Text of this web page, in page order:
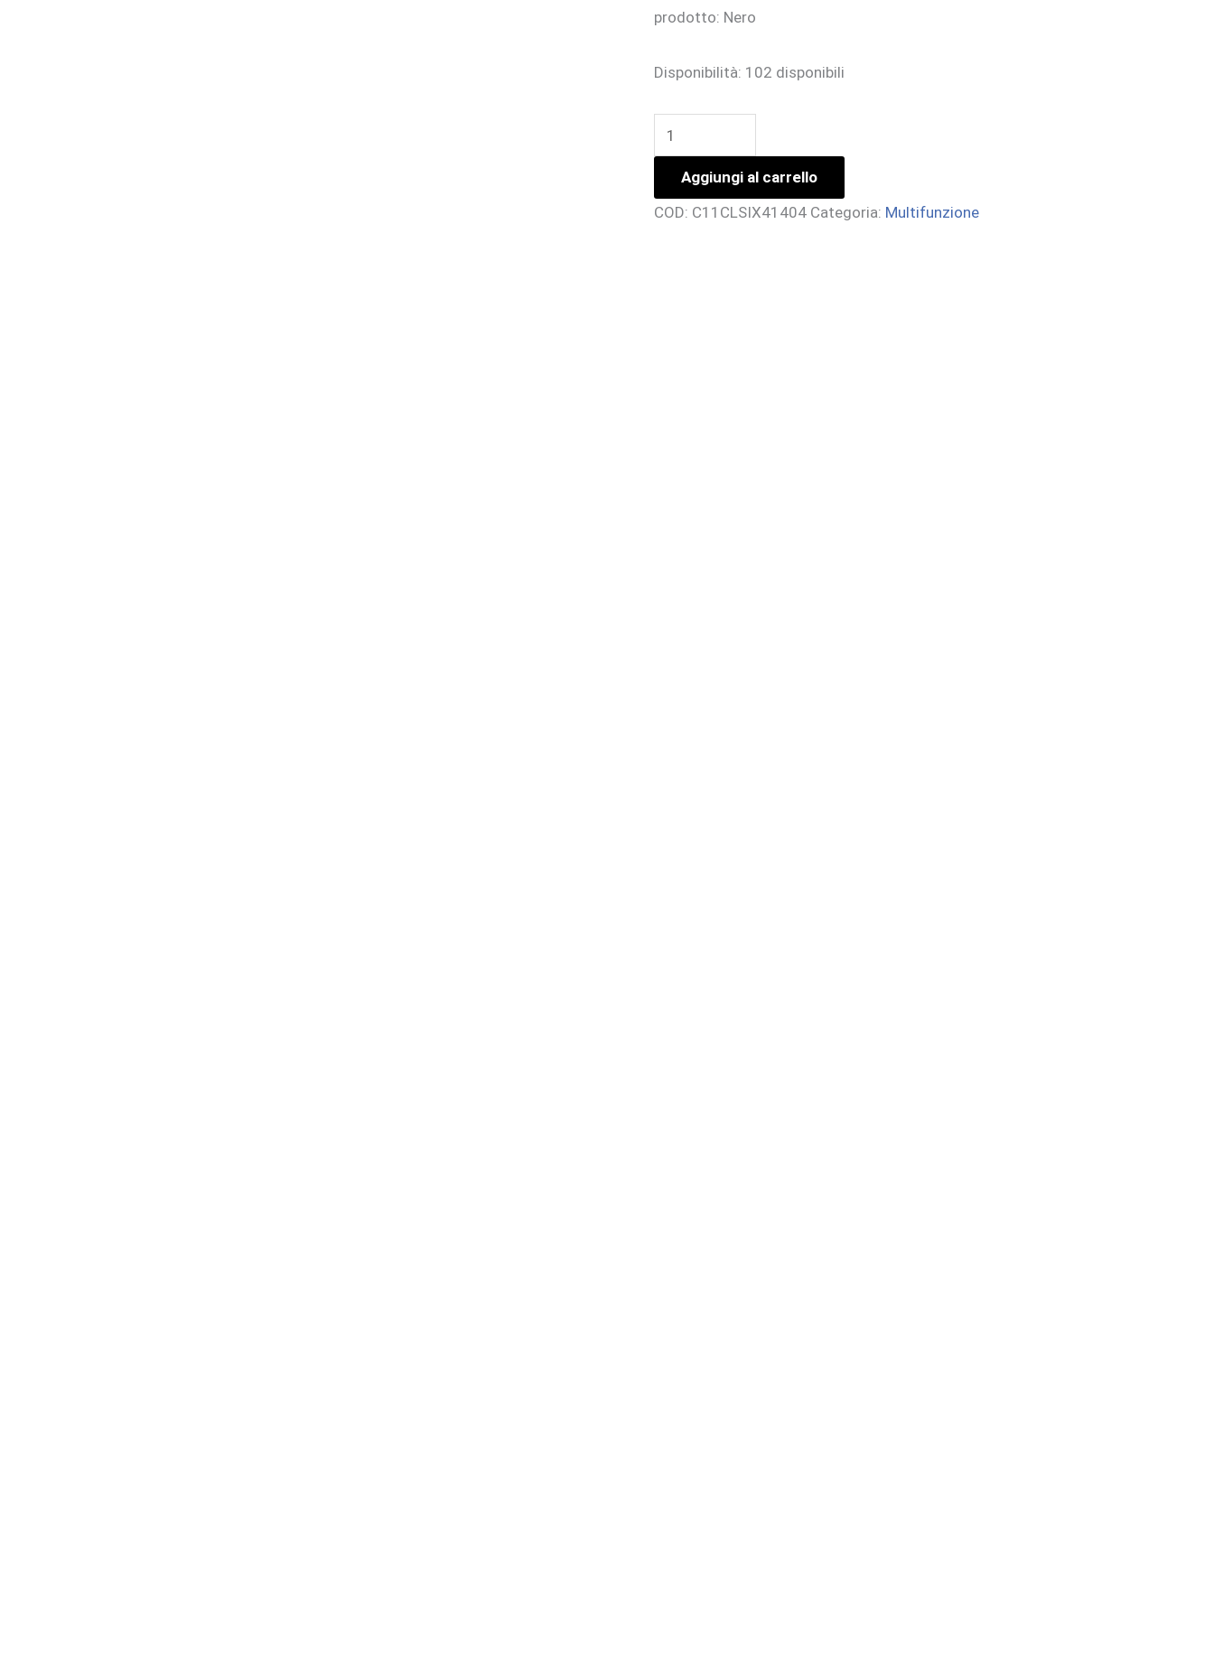
prodotto: Nero
Disponibilità: 102 disponibili
ECOTANK
ET-
2950
quantità
Aggiungi al carrello
COD: C11CLSIX41404 Categoria: Multifunzione